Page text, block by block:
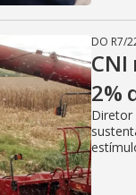
DO R7/
2%
Diretor